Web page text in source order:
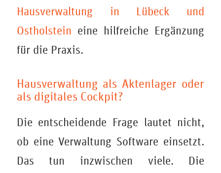
Hausverwaltung in Lübeck und
Ostholstein eine hilfreiche Ergänzung
für die Praxis.
Hausverwaltung als Aktenlager oder
als digitales Cockpit?
Die entscheidende Frage lautet nicht,
ob eine Verwaltung Software einsetzt.
Das tun inzwischen viele. Die